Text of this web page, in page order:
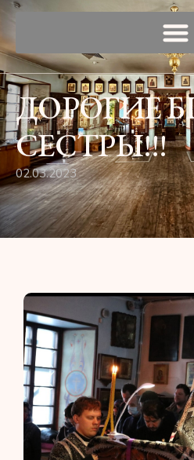
ДОРОГИЕ
СЕСТРЫ!!!
02.03.2023